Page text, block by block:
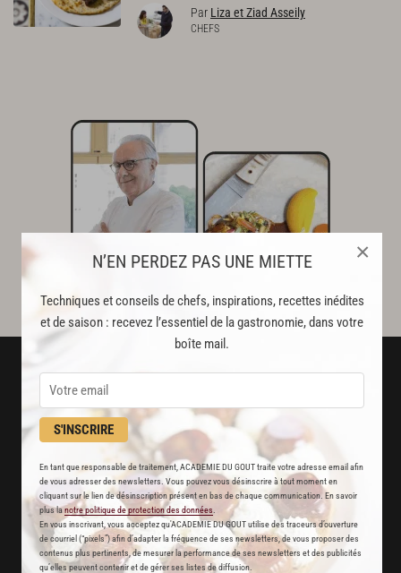
N’EN PERDEZ PAS UNE MIETTE
Techniques et conseils de chefs, inspirations, recettes inédites
et de saison : recevez l’essentiel de la gastronomie, dans votre
boîte mail.
S'INSCRIRE
En tant que responsable de traitement, ACADEMIE DU GOUT traite votre adresse email afin
de vous adresser des newsletters. Vous pouvez vous désinscrire à tout moment en
cliquant sur le lien de désinscription présent en bas de chaque communication. En savoir
plus lanotre politique de protection des données
En vous inscrivant, vous acceptez qu'ACADEMIE DU GOUT utilise des traceurs d’ouverture
de courriel (“pixels”) afin d’adapter la fréquence de ses newsletters, de vous proposer des
contenus plus pertinents, de mesurer la performance de ses newsletters et des publicités
qu’elles peuvent contenir et de gérer ses listes de diffusion.
×
Par Liza et Ziad Asseily
CHEFS